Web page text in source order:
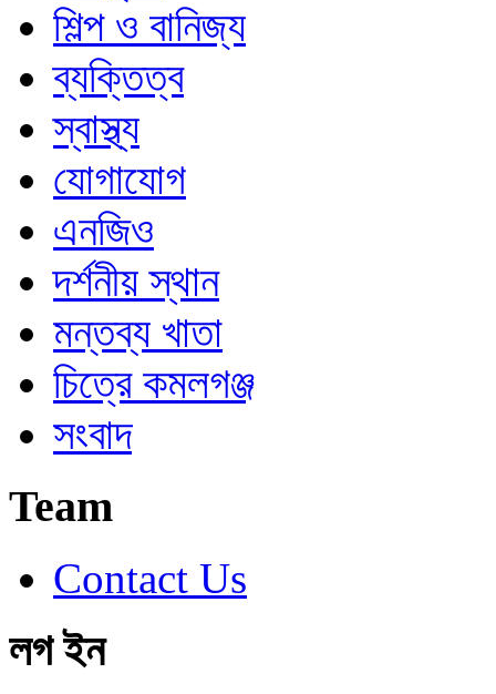
শিল্প ও বানিজ্য
ব্যক্তিত্ব
স্বাস্থ্য
যোগাযোগ
এনজিও
দর্শনীয় স্থান
মন্তব্য খাতা
চিত্রে কমলগঞ্জ
সংবাদ
Team
Contact Us
লগ ইন